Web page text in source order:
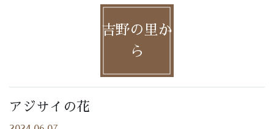
吉野の里か
ら
アジサイの花